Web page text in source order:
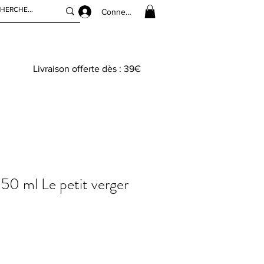
Connexion
Livraison offerte dès : 39€
ml Le petit verger